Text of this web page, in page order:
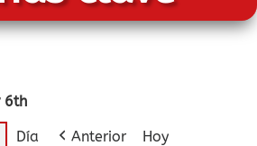
6th
Día Anterior Hoy